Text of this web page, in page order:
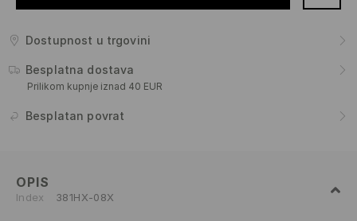
Dostupnost u trgovini
Besplatna dostava
Prilikom kupnje iznad 40 EUR
Besplatan povrat
OPIS
Index 381HX-08X